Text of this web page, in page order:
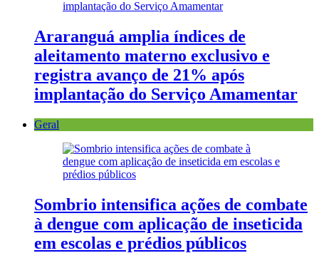
Araranguá amplia índices de
aleitamento materno exclusivo e
registra avanço de 21% após
implantação do Serviço Amamentar
Geral
Sombrio intensifica ações de combate
à dengue com aplicação de inseticida
em escolas e prédios públicos